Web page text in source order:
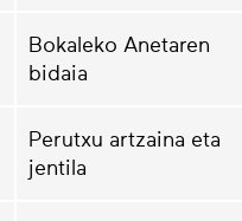
Bokaleko Anetaren
bidaia
Perutxu artzaina eta
jentila